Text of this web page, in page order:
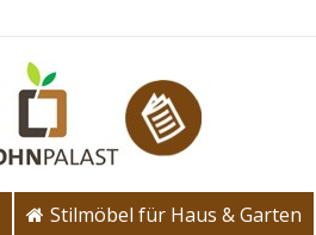
Stilmöbel für Haus & Garten